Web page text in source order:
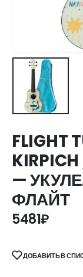
FLIGHT
—
ФЛАЙТ
5481₽
ДОБАВИТЬ В